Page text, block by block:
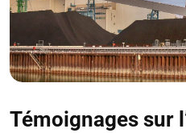
Témoignages sur